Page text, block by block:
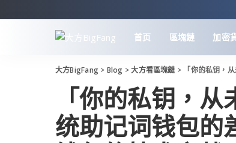
首页 區塊鏈 加密
大方BigFang > Blog >大方看區塊鏈 > 「你的私钥，从未
「你的私钥，
统助记词钱包